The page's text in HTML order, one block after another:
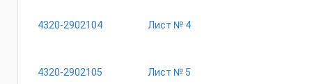
4320-2902104 Лист № 4
4320-2902105 Лист № 5